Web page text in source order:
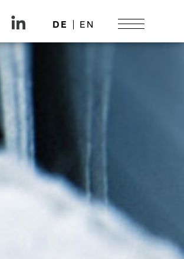
DE EN